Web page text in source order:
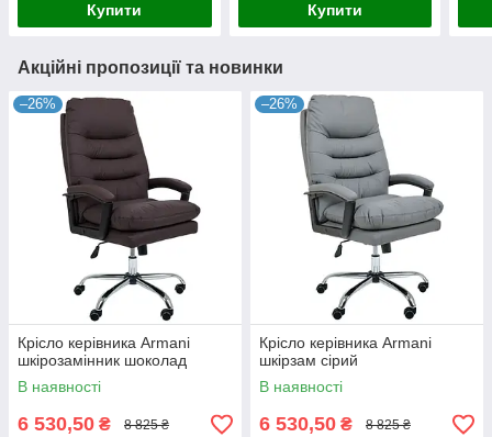
Купити Купити
Акційні пропозиції та новинки
–26%
Крісло керівника Armani
шкірозамінник шоколад
В наявності
6 530,50 ₴ 8 825 ₴
–26%
Крісло керівника Armani
шкірзам сірий
В наявності
6 530,50 ₴ 8 825 ₴